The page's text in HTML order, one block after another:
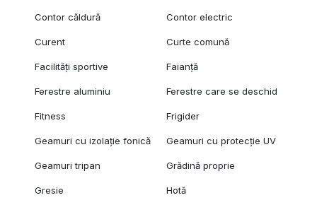
Contor căldură Contor electric
Curent Curte comună
Facilități sportive Faianță
Ferestre aluminiu Ferestre care se deschid
Fitness Frigider
Geamuri cu izolație fonică Geamuri cu protecție UV
Geamuri tripan Grădină proprie
Gresie Hotă